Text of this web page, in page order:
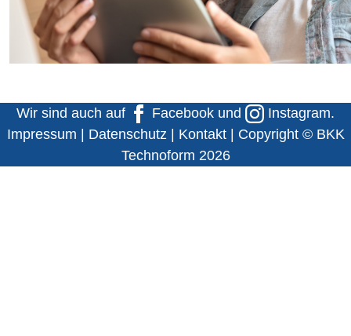
Wir sind auch auf Facebook und Instagram.
Impressum
Datenschutz| Kontakt| Copyright © BKK
Technoform 2026